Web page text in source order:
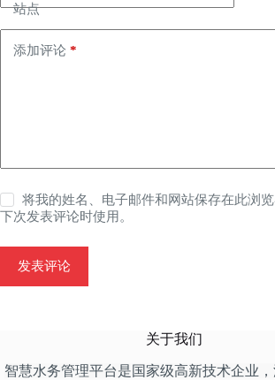
站点
添加评论 *
将我的姓名、电子邮件和网站保存在此浏
下次发表评论时使用。
发表评论
关于我们
智慧水务管理平台是国家级高新技术企业